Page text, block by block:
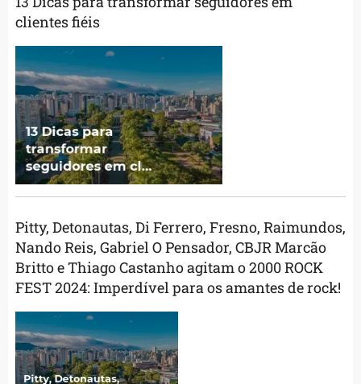
clientes fiéis
Pitty, Detonautas, Di Ferrero, Fresno, Raimundos,
Nando Reis, Gabriel O Pensador, CBJR Marcão
Britto e Thiago Castanho agitam o 2000 ROCK
FEST 2024: Imperdível para os amantes de rock!